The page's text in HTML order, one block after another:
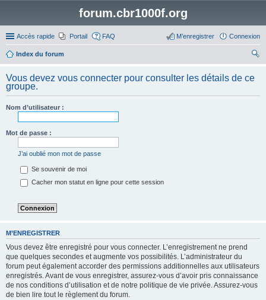
forum.cbr1000f.org
Accès rapide Portail FAQ Connexion
M’enregistrer
Index du forum
her
ch
Vous devez vous connecter pour consulter les détails de ce
groupe.
Nom d’utilisateur :
Mot de passe :
J’ai oublié mon mot de passe
Se souvenir de moi
Cacher mon statut en ligne pour cette session
M’ENREGISTRER
Vous devez être enregistré pour vous connecter. L’enregistrement ne prend
que quelques secondes et augmente vos possibilités. L’administrateur du
forum peut également accorder des permissions additionnelles aux utilisateurs
enregistrés. Avant de vous enregistrer, assurez-vous d’avoir pris connaissance
de nos conditions d’utilisation et de notre politique de vie privée. Assurez-vous
de bien lire tout le règlement du forum.